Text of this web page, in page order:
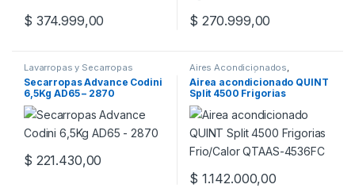
$ 374.999,00 $ 270.999,00
Lavarropas y Secarropas
Secarropas Advance Codini
6,5Kg AD65 – 2870
$ 221.430,00
Aires Acondicionados,
ELECTRODOMÉSTICOS
Airea acondicionado QUINT
Split 4500 Frigorias
Frio/Calor QTAAS-4536FC
$ 1.142.000,00